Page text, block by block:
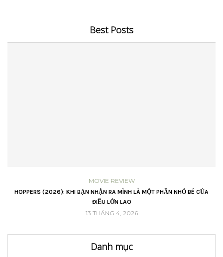
Best Posts
MOVIE REVIEW
HOPPERS (2026): KHI BẠN NHẬN RA MÌNH LÀ MỘT PHẦN NHỎ BÉ CỦA
ĐIỀU LỚN LAO
13 THÁNG 4, 2026
Danh mục